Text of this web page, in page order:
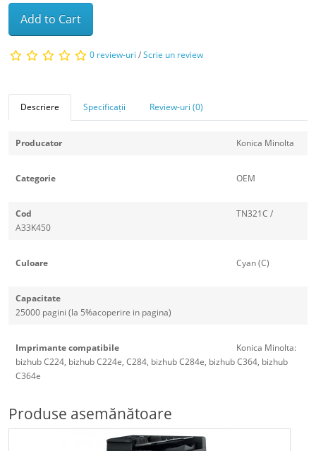
Add to Cart
0 review-uri /Scrie un review
Descriere Specificații Review-uri (0)
Producator Konica Minolta
Categorie OEM
Cod
TN321C /
A33K450
Culoare Cyan (C)
Capacitate
25000 pagini (la 5%acoperire in pagina)
Imprimante compatibile
Konica Minolta:
bizhub C224, bizhub C224e, C284, bizhub C284e, bizhub C364, bizhub
C364e
Produse asemănătoare